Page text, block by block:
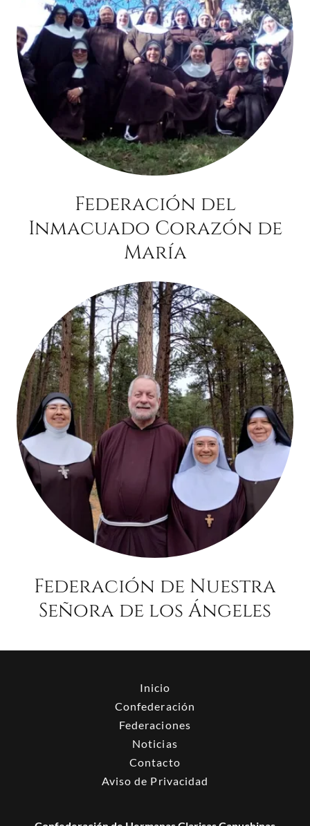
Federación del
Inmacuado Corazón de
María
Federación de Nuestra
Señora de los Ángeles
Inicio
Confederación
Federaciones
Noticias
Contacto
Aviso de Privacidad